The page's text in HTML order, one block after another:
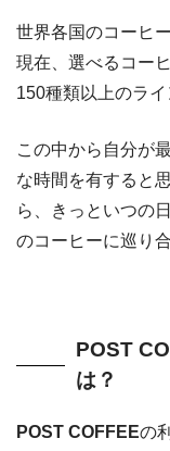
世界各国のコーヒ
現在、選べるコー
150種類以上のライ
この中から自分が
な時間を有すると
ら、きっといつの
のコーヒーに巡り
POST
は？
POST COFFEEの